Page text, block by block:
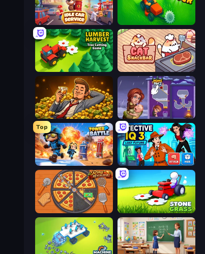
Idle Car Service: Tycoon
Lumber Harvest: Tree Cutting Game Cat Snack Bar
Idle Billionaire Tycoon Home Pin 2
Top
Tower Battle Detective IQ 3
Ring Restaurant Stone Grass: Mowing Simulator